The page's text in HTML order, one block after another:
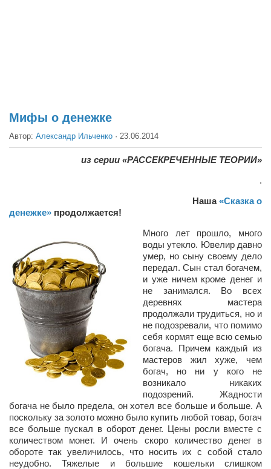
Выборы
Экология
Здоровый образ жизни
Сам себе доктор
Активный отдых
Курьезы
Досье
Арт-менеджеры
Лариса Ильченко
Орест Коваль
Тамара Кубракова
Елена Мельник
Вера Паненко
Мифы о денежке
Автор: Александр Ильченко · 23.06.2014
из серии «РАССЕКРЕЧЕННЫЕ ТЕОРИИ»
.
Наша«Сказка о
денежке» продолжается!
Много лет прошло, много
воды утекло. Ювелир давно
умер, но сыну своему дело
передал. Сын стал богачем,
и уже ничем кроме денег и
не занимался. Во всех
деревнях мастера
продолжали трудиться, но и
не подозревали, что помимо
себя кормят еще всю семью
богача. Причем каждый из
мастеров жил хуже, чем
богач, но ни у кого не
возникало никаких
подозрений. Жадности
богача не было предела, он хотел все больше и больше. А
поскольку за золото можно было купить любой товар, богач
все больше пускал в оборот денег. Цены росли вместе с
количеством монет. И очень скоро количество денег в
обороте так увеличилось, что носить их с собой стало
неудобно. Тяжелые и большие кошельки слишком